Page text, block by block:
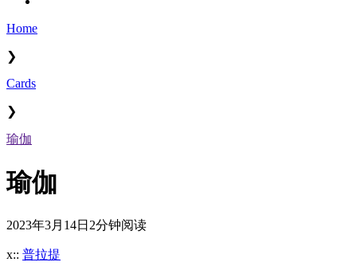
Home
❯
Cards
❯
瑜伽
瑜伽
2023年3月14日 2分钟阅读
x:: 普拉提